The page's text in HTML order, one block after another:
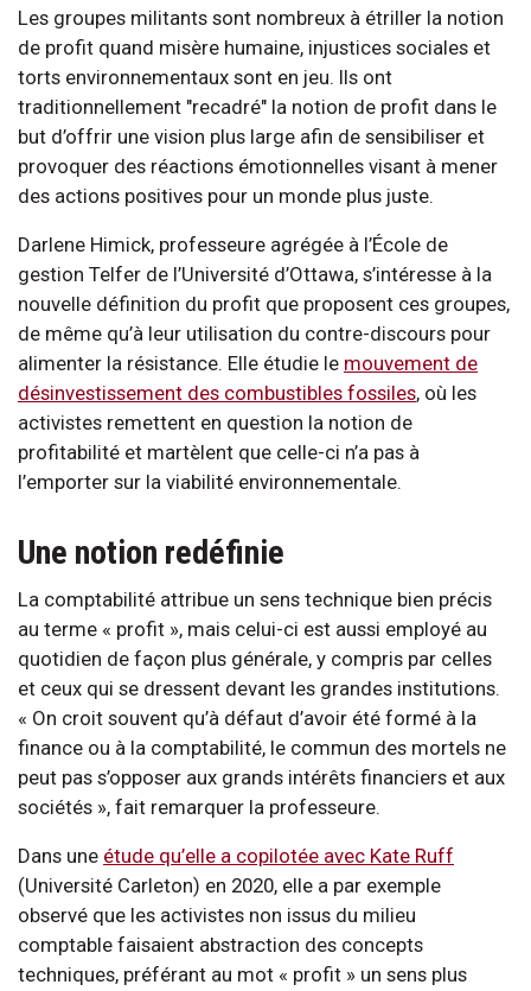
Les groupes militants sont nombreux à étriller la notion
de profit quand misère humaine, injustices sociales et
torts environnementaux sont en jeu. Ils ont
traditionnellement "recadré" la notion de profit dans le
but d’offrir une vision plus large afin de sensibiliser et
provoquer des réactions émotionnelles visant à mener
des actions positives pour un monde plus juste.
Darlene Himick, professeure agrégée à l’École de
gestion Telfer de l’Université d’Ottawa, s’intéresse à la
nouvelle définition du profit que proposent ces groupes,
de même qu’à leur utilisation du contre-discours pour
alimenter la résistance. Elle étudie le mouvement de
désinvestissement des combustibles fossiles, où les
activistes remettent en question la notion de
profitabilité et martèlent que celle-ci n’a pas à
l’emporter sur la viabilité environnementale.
Une notion redéfinie
La comptabilité attribue un sens technique bien précis
au terme « profit », mais celui-ci est aussi employé au
quotidien de façon plus générale, y compris par celles
et ceux qui se dressent devant les grandes institutions.
« On croit souvent qu’à défaut d’avoir été formé à la
finance ou à la comptabilité, le commun des mortels ne
peut pas s’opposer aux grands intérêts financiers et aux
sociétés », fait remarquer la professeure.
Dans une étude qu’elle a copilotée avec Kate Ruff
(Université Carleton) en 2020, elle a par exemple
observé que les activistes non issus du milieu
comptable faisaient abstraction des concepts
techniques, préférant au mot « profit » un sens plus